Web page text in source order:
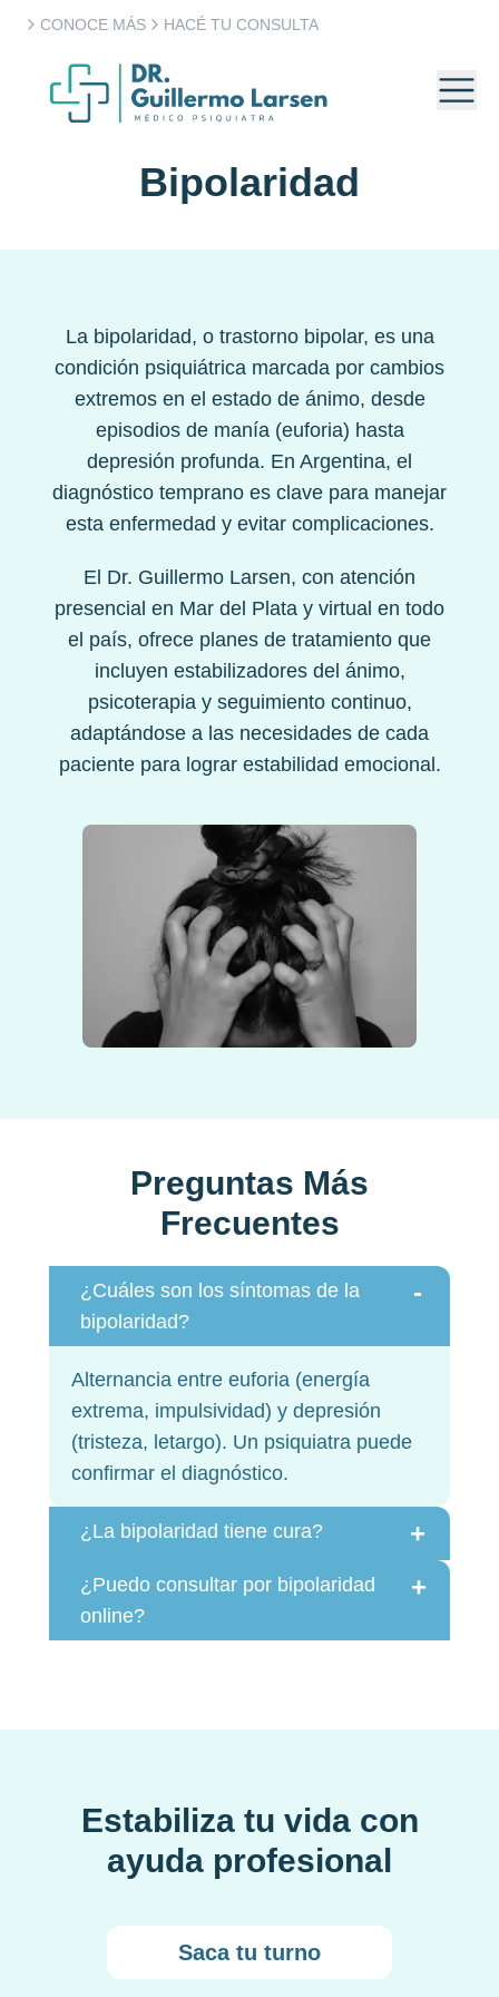
CONOCE MÁS HACÉ TU CONSULTA
Bipolaridad
La bipolaridad, o trastorno bipolar, es una
condición psiquiátrica marcada por cambios
extremos en el estado de ánimo, desde
episodios de manía (euforia) hasta
depresión profunda. En Argentina, el
diagnóstico temprano es clave para manejar
esta enfermedad y evitar complicaciones.
El Dr. Guillermo Larsen, con atención
presencial en Mar del Plata y virtual en todo
el país, ofrece planes de tratamiento que
incluyen estabilizadores del ánimo,
psicoterapia y seguimiento continuo,
adaptándose a las necesidades de cada
paciente para lograr estabilidad emocional.
Preguntas Más
Frecuentes
¿Cuáles son los síntomas de la
bipolaridad?
-
Alternancia entre euforia (energía
extrema, impulsividad) y depresión
(tristeza, letargo). Un psiquiatra puede
confirmar el diagnóstico.
¿La bipolaridad tiene cura? +
¿Puedo consultar por bipolaridad
online?
+
Estabiliza tu vida con
ayuda profesional
Saca tu turno